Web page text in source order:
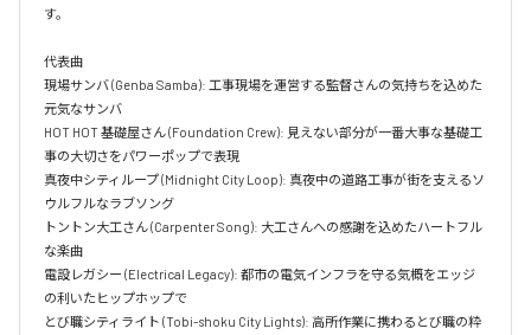
す。
代表曲
現場サンバ (Genba Samba): 工事現場を運営する監督さんの気持ちを込めた
元気なサンバ
HOT HOT 基礎屋さん (Foundation Crew): 見えない部分が一番大事な基礎工
事の大切さをパワーポップで表現
真夜中シティループ (Midnight City Loop): 真夜中の道路工事が街を支えるソ
ウルフルなラブソング
トントン大工さん (Carpenter Song): 大工さんへの感謝を込めたハートフル
な楽曲
電設レガシー (Electrical Legacy): 都市の電気インフラを守る気概をエッジ
の利いたヒップホップで
とび職シティライト (Tobi-shoku City Lights): 高所作業に携わるとび職の粋